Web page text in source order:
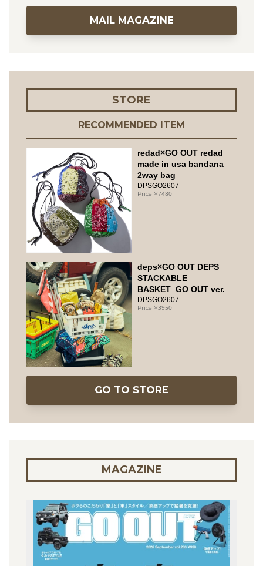
MAIL MAGAZINE
STORE
RECOMMENDED ITEM
redad×GO OUT redad
made in usa bandana
2way bag
DPSGO2607
7480
deps×GO OUT DEPS
STACKABLE
BASKET_GO OUT ver.
DPSGO2607
3950
GO TO STORE
MAGAZINE